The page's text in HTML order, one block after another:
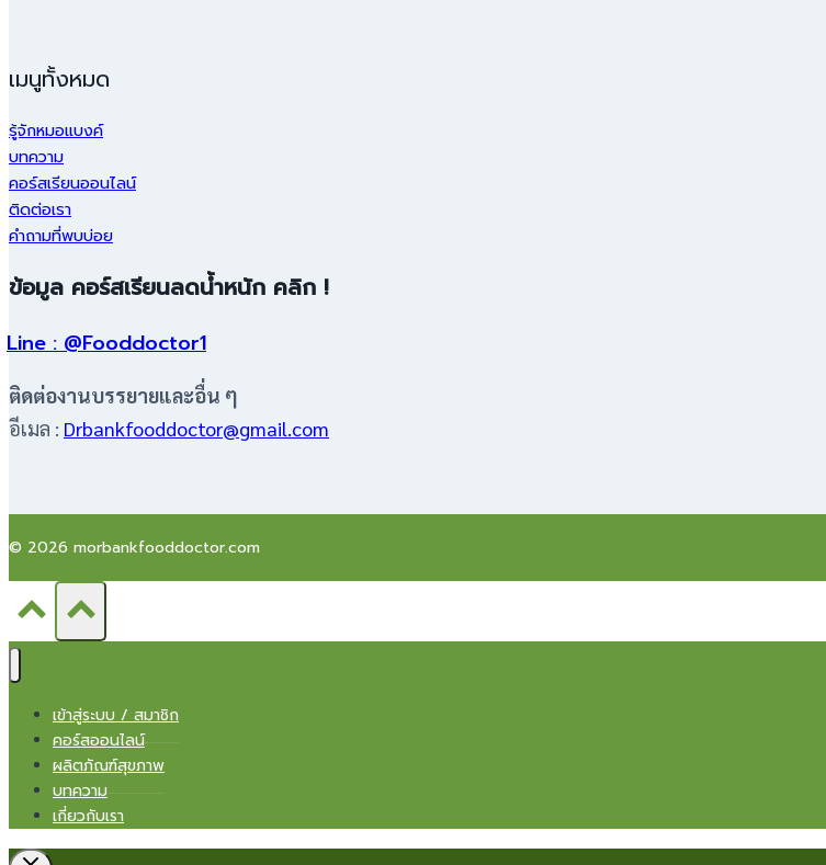
เมนูทั้งหมด
รู้จักหมอแบงค์
บทความ
คอร์สเรียนออนไลน์
ติดต่อเรา
คำถามที่พบบ่อย
ข้อมูล คอร์สเรียนลดน้ำหนัก คลิก !
Line : @Fooddoctor1
ติดต่องานบรรยายและอื่น ๆ
อีเมล : Drbankfooddoctor@gmail.com
© 2026 morbankfooddoctor.com
เข้าสู่ระบบ / สมาชิก
คอร์สออนไลน์
ผลิตภัณฑ์สุขภาพ
บทความ
เกี่ยวกับเรา